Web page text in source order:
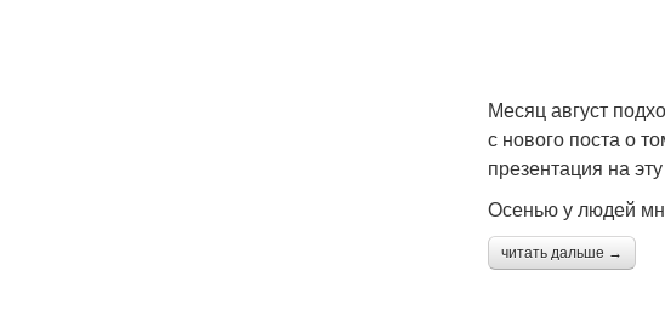
Месяц август
с нового поста о
презентация на
Осенью у людей
читать дальше →